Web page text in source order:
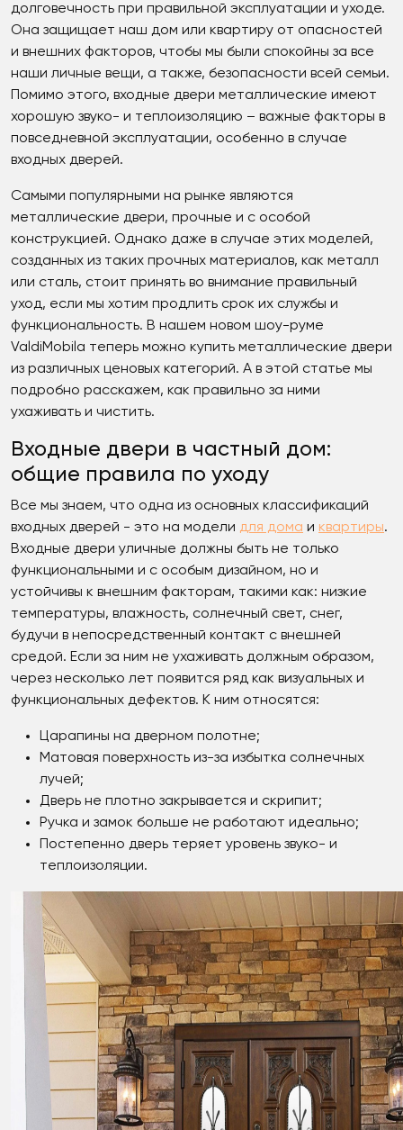
долговечность при правильной эксплуатации и уходе.
Она защищает наш дом или квартиру от опасностей
и внешних факторов, чтобы мы были спокойны за все
наши личные вещи, а также, безопасности всей семьи.
Помимо этого, входные двери металлические имеют
хорошую звуко- и теплоизоляцию – важные факторы в
повседневной эксплуатации, особенно в случае
входных дверей.
Самыми популярными на рынке являются
металлические двери, прочные и с особой
конструкцией. Однако даже в случае этих моделей,
созданных из таких прочных материалов, как металл
или сталь, стоит принять во внимание правильный
уход, если мы хотим продлить срок их службы и
функциональность. В нашем новом шоу-руме
ValdiMobila теперь можно купить металлические двери
из различных ценовых категорий. А в этой статье мы
подробно расскажем, как правильно за ними
ухаживать и чистить.
Входные двери в частный дом:
общие правила по уходу
Все мы знаем, что одна из основных классификаций
входных дверей - это на модели для дома и квартиры.
Входные двери уличные должны быть не только
функциональными и с особым дизайном, но и
устойчивы к внешним факторам, такими как: низкие
температуры, влажность, солнечный свет, снег,
будучи в непосредственный контакт с внешней
средой. Если за ним не ухаживать должным образом,
через несколько лет появится ряд как визуальных и
функциональных дефектов. К ним относятся:
Царапины на дверном полотне;
Матовая поверхность из-за избытка солнечных
лучей;
Дверь не плотно закрывается и скрипит;
Ручка и замок больше не работают идеально;
Постепенно дверь теряет уровень звуко- и
теплоизоляции.